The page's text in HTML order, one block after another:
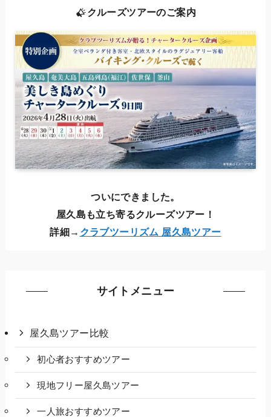
クルーズツアーのご案内
ついにできました。
屋久島も立ち寄るクルーズツアー！
詳細→ クラブツーリズム 屋久島ツアー
サイトメニュー
屋久島ツアー比較
初心者おすすめツアー
現地フリー屋久島ツアー
一人旅おすすめツアー